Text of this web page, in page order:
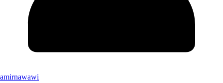
amirnawawi